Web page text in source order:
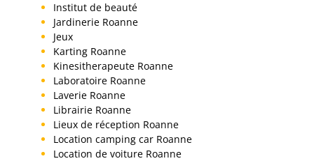
Institut de beauté
Jardinerie Roanne
Jeux
Karting Roanne
Kinesitherapeute Roanne
Laboratoire Roanne
Laverie Roanne
Librairie Roanne
Lieux de réception Roanne
Location camping car Roanne
Location de voiture Roanne